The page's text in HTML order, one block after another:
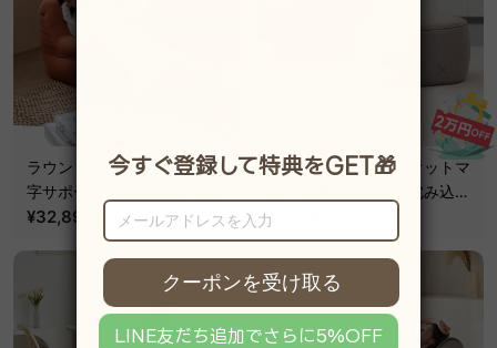
ラウンドフォルムソファ｜U
字サポート構造×分散クッシ
ョン設計
¥32,890 税込~
コンパクトデザインオットマ
ン｜体重に合わせて沈み込む
安定フィット設計
¥6,090